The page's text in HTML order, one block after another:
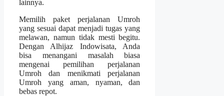
lainnya.
Memilih paket perjalanan Umroh
yang sesuai dapat menjadi tugas yang
melawan, namun tidak mesti begitu.
Dengan Alhijaz Indowisata, Anda
bisa menangani masalah biasa
mengenai pemilihan perjalanan
Umroh dan menikmati perjalanan
Umroh yang aman, nyaman, dan
bebas repot.